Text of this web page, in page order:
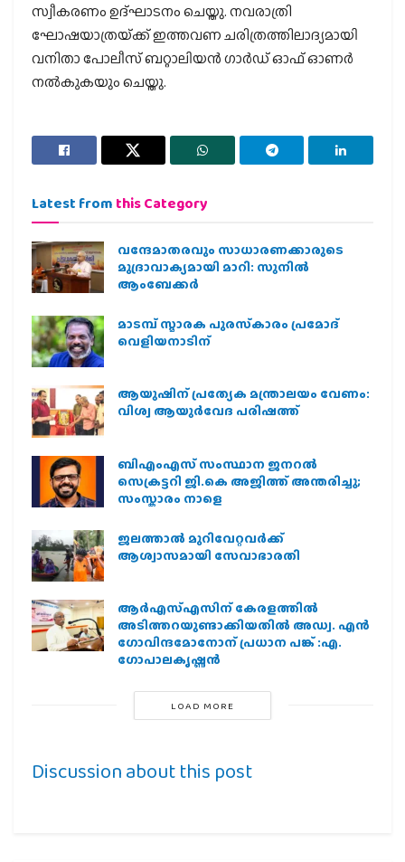
സ്വീകരണം ഉദ്ഘാടനം ചെയ്തു. നവരാത്രി
ഘോഷയാത്രയ്‌ക്ക് ഇത്തവണ ചരിത്രത്തിലാദ്യമായി
വനിതാ പോലീസ് ബറ്റാലിയൻ ഗാർഡ് ഓഫ് ഓണർ
നൽകുകയും ചെയ്തു.
Latest from this Category
വന്ദേമാതരവും സാധാരണക്കാരുടെ
മുദ്രാവാക്യമായി മാറി: സുനിൽ
ആംബേക്കർ
മാടമ്പ് സ്മാരക പുരസ്‌കാരം പ്രമോദ്
വെളിയനാടിന്
ആയുഷിന് പ്രത്യേക മന്ത്രാലയം വേണം:
വിശ്വ ആയുര്‍വേദ പരിഷത്ത്
ബിഎംഎസ് സംസ്ഥാന ജനറൽ
സെക്രട്ടറി ജി.കെ അജിത്ത് അന്തരിച്ചു;
സംസ്കാരം നാളെ
ജലത്താല്‍ മുറിവേറ്റവര്‍ക്ക്
ആശ്വാസമായി സേവാഭാരതി
ആര്‍എസ്എസിന് കേരളത്തില്‍
അടിത്തറയുണ്ടാക്കിയതില്‍ അഡ്വ. എന്‍
ഗോവിന്ദമോനോന് പ്രധാന പങ്ക് :എ.
ഗോപാലകൃഷ്ണന്‍
LOAD MORE
Discussion about this post